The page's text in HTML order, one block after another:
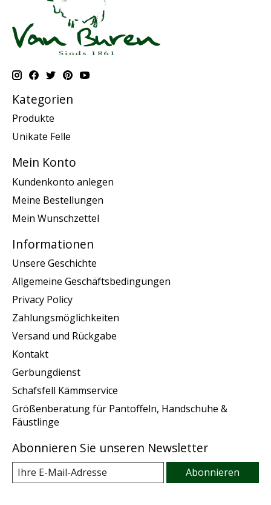
Kategorien
Produkte
Unikate Felle
Mein Konto
Kundenkonto anlegen
Meine Bestellungen
Mein Wunschzettel
Informationen
Unsere Geschichte
Allgemeine Geschäftsbedingungen
Privacy Policy
Zahlungsmöglichkeiten
Versand und Rückgabe
Kontakt
Gerbungdienst
Schafsfell Kämmservice
Größenberatung für Pantoffeln, Handschuhe &
Fäustlinge
Abonnieren Sie unseren Newsletter
Abonnieren